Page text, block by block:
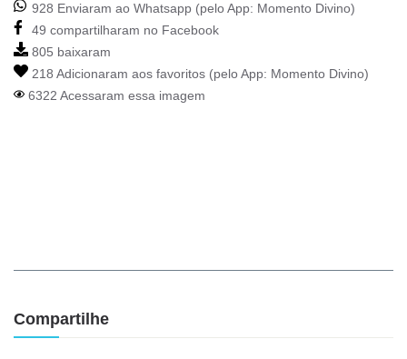
928 Enviaram ao Whatsapp (pelo App: Momento Divino)
49 compartilharam no Facebook
805 baixaram
218 Adicionaram aos favoritos (pelo App: Momento Divino)
6322 Acessaram essa imagem
Compartilhe